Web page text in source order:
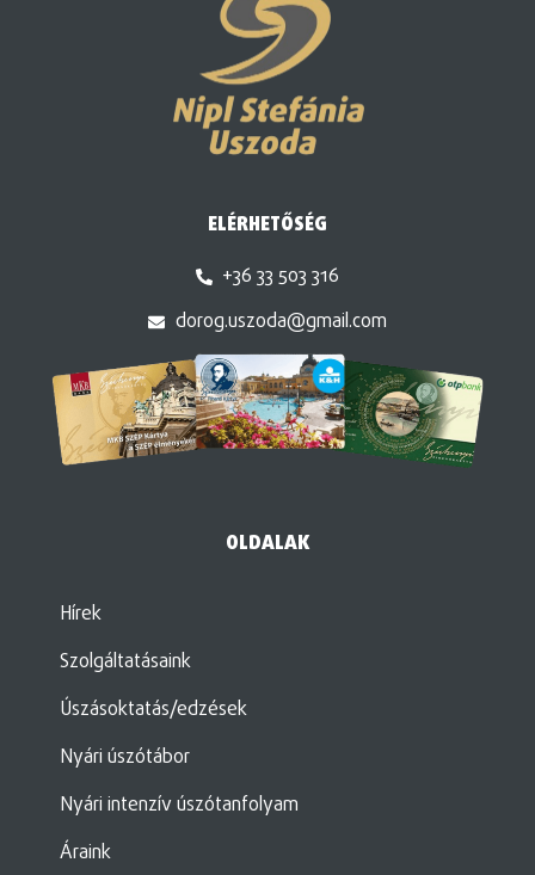
ELÉRHETŐSÉG
+36 33 503 316
dorog.uszoda@gmail.com
OLDALAK
Hírek
Szolgáltatásaink
Úszásoktatás/edzések
Nyári úszótábor
Nyári intenzív úszótanfolyam
Áraink